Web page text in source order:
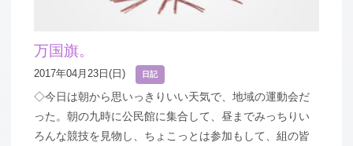
万国旗。
2017年04月23日(日) 日記
◇今日は朝から思いっきりいい天気で、地域の運動会だ
った。朝の九時に公民館に集合して、昼までみっちりい
ろんな競技を見物し、ちょこっとは参加もして、組の皆